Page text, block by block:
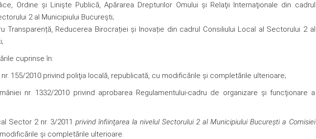
Ordine şi Linişte Publică, Apărarea Drepturilor Omului şi Relaţii Internaţionale din cadrul
2 al Municipiului Bucureşti;
Transparență, Reducerea Birocrației și Inovație din cadrul Consiliului Local al Sectorului 2 al
cuprinse în:
nr. 155/2010 privind poliţia locală, republicată, cu modificările şi completările ulterioare;
nr. 1332/2010 privind aprobarea Regulamentului-cadru de organizare şi funcţionare a
Sector 2 nr. 3/2011privind înfiinţarea la nivelul Sectorului 2 al Municipiului Bucureşti a Comisiei
şi completările ulterioare.